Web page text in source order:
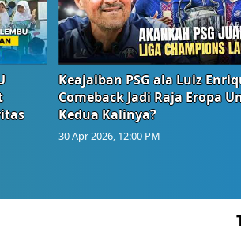
Keajaiban PSG ala Luiz
Comeback Jadi Raja Eropa
Kedua Kalinya?
30 Apr 2026, 12:00 PM